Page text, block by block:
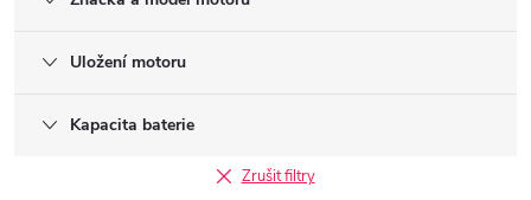
Uložení motoru
Kapacita baterie
Zrušit filtry